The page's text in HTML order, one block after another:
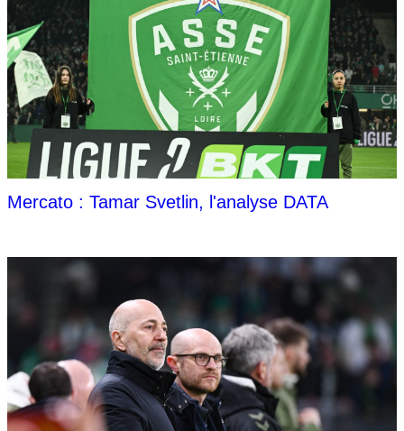
Mercato : Tamar Svetlin, l'analyse DATA